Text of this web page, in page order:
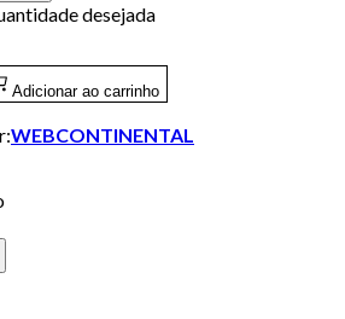
desejada
Adicionar ao carrinho
WEBCONTINENTAL